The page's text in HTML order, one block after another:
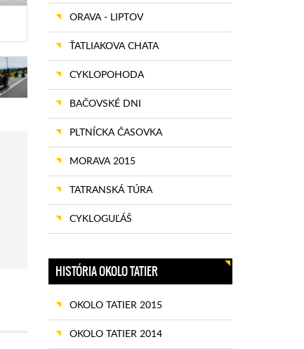
ORAVA - LIPTOV
ŤATLIAKOVA CHATA
CYKLOPOHODA
BAČOVSKÉ DNI
PLTNÍCKA ČASOVKA
MORAVA 2015
TATRANSKÁ TÚRA
CYKLOGUĽÁŠ
HISTÓRIA OKOLO TATIER
OKOLO TATIER 2015
OKOLO TATIER 2014